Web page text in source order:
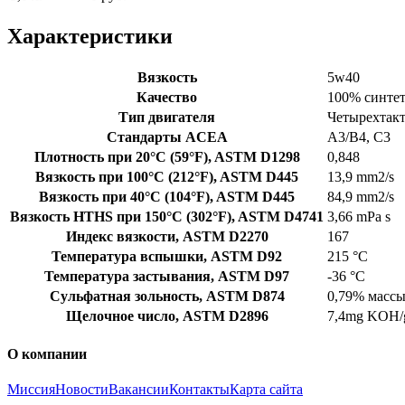
Характеристики
Вязкость
5w40
Качество
100%
Тип двигателя
Стандарты ACEA
A3/B4, C3
Плотность при 20°C (59°F), ASTM D1298
0,848
Вязкость при 100°C (212°F), ASTM D445
13,9 mm2/s
Вязкость при 40°C (104°F), ASTM D445
84,9 mm2/s
Вязкость HTHS при 150°C (302°F), ASTM D4741 3,66 mPa s
Индекс вязкости, ASTM D2270
167
Температура вспышки, ASTM D92
215 °C
Температура застывания, ASTM D97
-36 °C
Сульфатная зольность, ASTM D874
0,79% массы
Щелочное число, ASTM D2896
7,4mg
О компании
МиссияНовостиВакансииКонтактыКарта сайта